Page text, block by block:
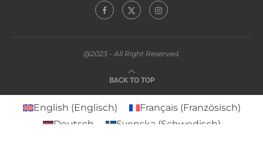
@2023 - All Right Reserved.
BACK TO TOP
English (Englisch) Français(Französisch)
Deutsch
Svenska (Schwedisch)